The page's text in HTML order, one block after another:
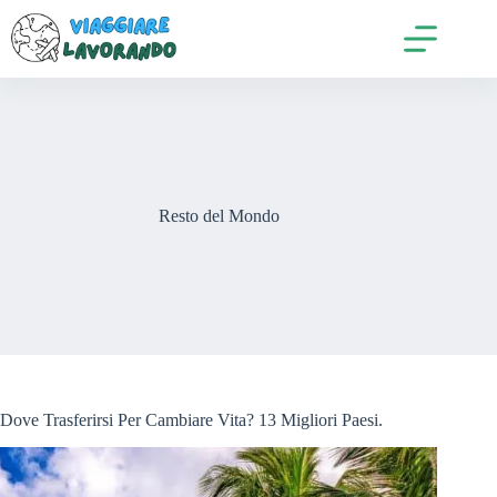
contenuto
Resto del Mondo
Dove Trasferirsi Per Cambiare Vita? 13 Migliori Paesi.